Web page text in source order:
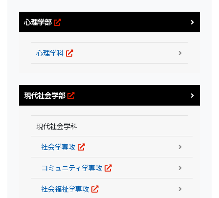
心理学部
心理学科
現代社会学部
現代社会学科
社会学専攻
コミュニティ学専攻
社会福祉学専攻